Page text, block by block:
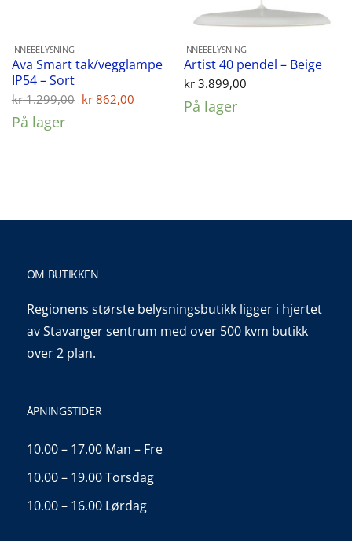
INNEBELYSNING
Ava Smart tak/vegglampe
IP54 – Sort
kr1.299,00 Opprinnelig
kr 862,00 Nåværende
På lager
INNEBELYSNING
Artist 40 pendel – Beige
kr3.899,00
På lager
OM BUTIKKEN
Regionens største belysningsbutikk ligger i hjertet
av Stavanger sentrum med over 500 kvm butikk
over 2 plan.
ÅPNINGSTIDER
10.00 – 17.00 Man – Fre
10.00 – 19.00 Torsdag
10.00 – 16.00 Lørdag